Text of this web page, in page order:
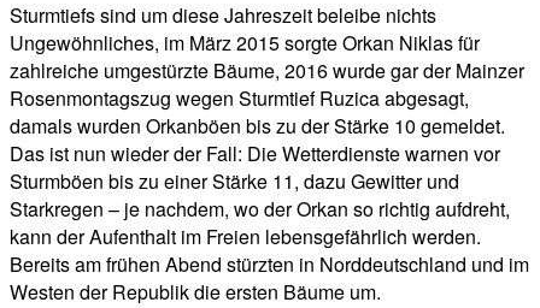
Sturmtiefs sind um diese Jahreszeit beleibe nichts
Ungewöhnliches, im März 2015 sorgte Orkan Niklas für
zahlreiche umgestürzte Bäume, 2016 wurde gar der Mainzer
Rosenmontagszug wegen Sturmtief Ruzica abgesagt,
damals wurden Orkanböen bis zu der Stärke 10 gemeldet.
Das ist nun wieder der Fall: Die Wetterdienste warnen vor
Sturmböen bis zu einer Stärke 11, dazu Gewitter und
Starkregen – je nachdem, wo der Orkan so richtig aufdreht,
kann der Aufenthalt im Freien lebensgefährlich werden.
Bereits am frühen Abend stürzten in Norddeutschland und im
Westen der Republik die ersten Bäume um.